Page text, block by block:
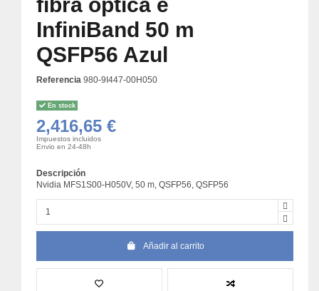
InfiniBand 50 m
QSFP56 Azul
Referencia 980-9I447-00H050
En stock
2,416,65 €
Impuestos incluidos
Envio en 24-48h
Descripción
Nvidia MFS1S00-H050V, 50 m, QSFP56, QSFP56
Añadir al carrito